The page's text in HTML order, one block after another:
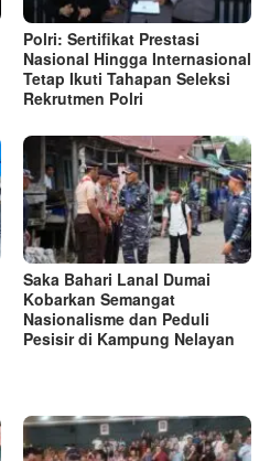
Polri: Sertifikat Prestasi
Nasional Hingga Internasional
Tetap Ikuti Tahapan Seleksi
Rekrutmen Polri
Saka Bahari Lanal Dumai
Kobarkan Semangat
Nasionalisme dan Peduli
Pesisir di Kampung Nelayan